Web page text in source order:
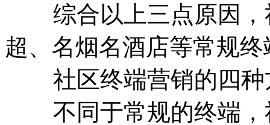
综合以上三点原因，
超、名烟名酒店等常规
社区终端营销的四种
不同于常规的终端，